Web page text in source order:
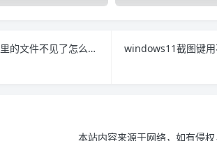
u盘内的文件不见如何找回 u盘里的文件不见了怎么找回
windows11截图键
本站内容来源于网络，如有侵